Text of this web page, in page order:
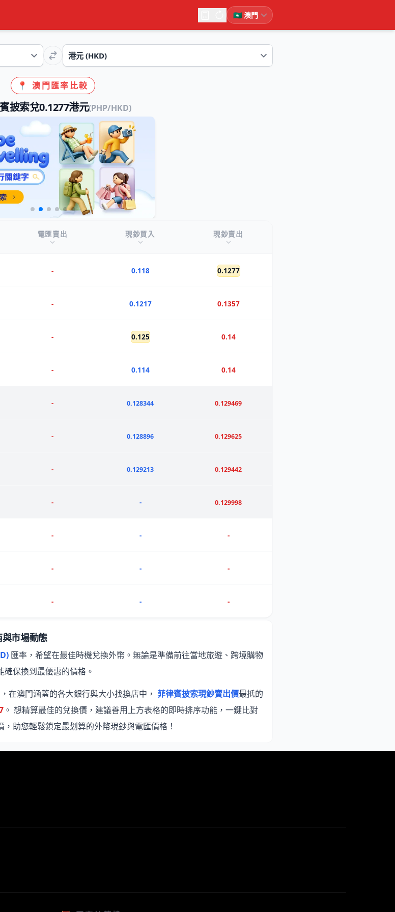
📍 澳門匯率比較
披索兌0.1277港元(PHP/HKD)
電匯賣出 現鈔買入 現鈔賣出
- 0.118 0.1277
- 0.1217 0.1357
- 0.125 0.14
- 0.114 0.14
- 0.128344 0.129469
- 0.128896 0.129625
- 0.129213 0.129442
- - 0.129998
- - -
- - -
- - -
市場動態
匯率，希望在最佳時機兌換外幣。無論是準備前往當地旅遊、跨境購物
保換到最優惠的價格。
在澳門涵蓋的各大銀行與大小找換店中， 菲律賓披索現鈔賣出價最抵的
。 想精算最佳的兌換價，建議善用上方表格的即時排序功能，一鍵比對
助您輕鬆鎖定最划算的外幣現鈔與電匯價格！